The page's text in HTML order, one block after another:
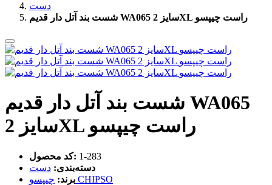
دست
شست بند آتل دار قدیم WA065 سایز 2XL راست چیپسو
شست بند آتل دار قدیم WA065
سایز 2XL راست چیپسو
کد محصول: ‎1-283
دسته‌بندی: دست
برند: چیپسو CHIPSO